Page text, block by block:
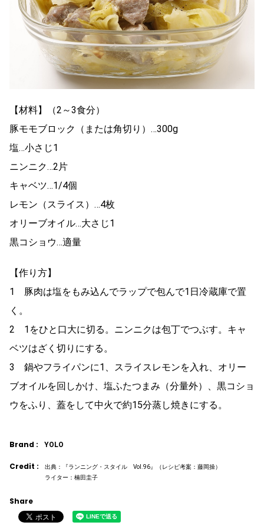
【材料】（2～3食分）
豚モモブロック（または角切り）…300g
塩…小さじ1
ニンニク…2片
キャベツ…1/4個
レモン（スライス）…4枚
オリーブオイル…大さじ1
黒コショウ…適量
【作り方】
1 豚肉は塩をもみ込んでラップで包んで1日冷蔵庫で置
く。
2 1をひと口大に切る。ニンニクは包丁でつぶす。キャ
ベツはざく切りにする。
3 鍋やフライパンに1、スライスレモンを入れ、オリー
ブオイルを回しかけ、塩ふたつまみ（分量外）、黒コショ
ウをふり、蓋をして中火で約15分蒸し焼きにする。
Brand : YOLO
Credit :
出典：『ランニング・スタイル Vol.96』（レシピ考案：藤岡操）
ライター：楠田圭子
Share